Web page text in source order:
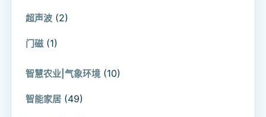
超声波 (2)
门磁 (1)
智慧农业|气象环境 (10)
智能家居 (49)